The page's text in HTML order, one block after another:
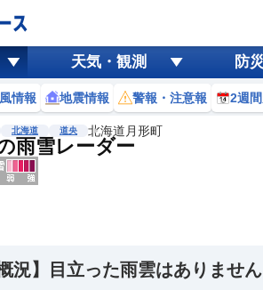
天気・観測 防
情報 地震情報 警報・注意報 2週
北海道 道央 北海道月形町
雨雪レーダー
況】目立った雨雲はありません